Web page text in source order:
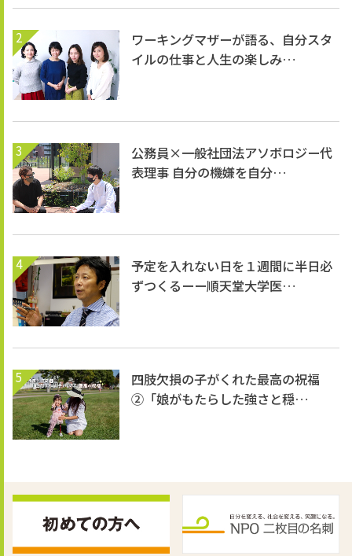
2
ワーキングマザーが語る、自分スタ
イルの仕事と人生の楽しみ…
3
公務員×一般社団法アソボロジー代
表理事 自分の機嫌を自分…
4
予定を入れない日を１週間に半日必
ずつくるーー順天堂大学医…
5
四肢欠損の子がくれた最高の祝福
②「娘がもたらした強さと穏…